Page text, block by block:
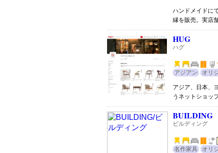
ハンドメイドに
縁を販売。実店
HUG
ハグ
アジアン オリ
アジア、日本、
うネットショッ
BUILDING
ビルディング
名作家具 オリ